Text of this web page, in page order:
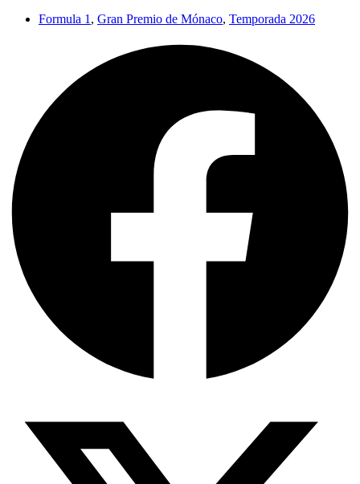
Formula 1 , Gran Premio de Mónaco, Temporada 2026